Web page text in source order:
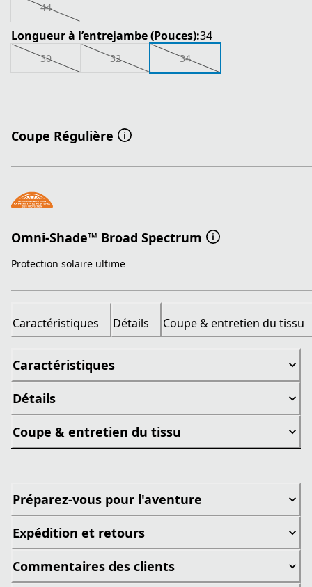
44
Longueur à l’entrejambe (Pouces):34
30 32 34
Coupe Régulière
Omni-Shade™ Broad Spectrum
Protection solaire ultime
Caractéristiques Détails Coupe & entretien du tissu
Caractéristiques
Détails
Coupe & entretien du tissu
Préparez-vous pour l'aventure
Expédition et retours
Commentaires des clients